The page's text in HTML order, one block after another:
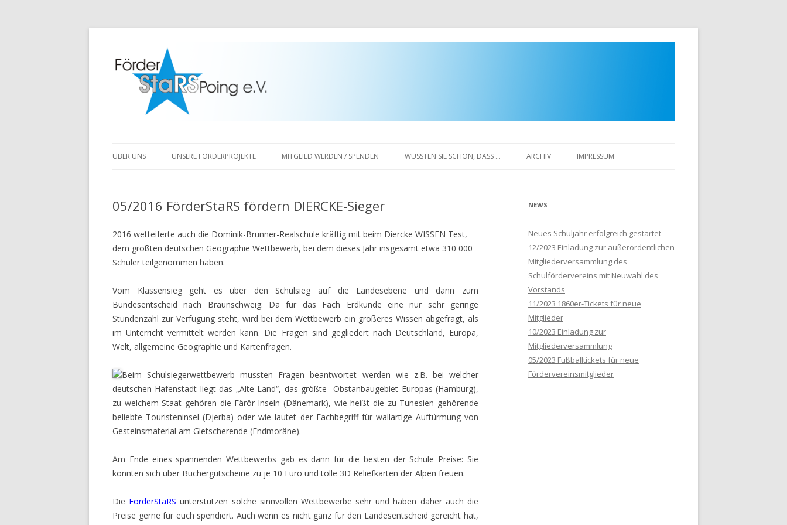
ÜBER UNS UNSERE FÖRDERPROJEKTE MITGLIED WERDEN / SPENDEN WUSSTEN SIE SCHON, DASS … ARCHIV IMPRESSUM
05/2016 FörderStaRS fördern DIERCKE-Sieger
2016 wetteiferte auch die Dominik-Brunner-Realschule kräftig mit beim Diercke WISSEN Test,
dem größten deutschen Geographie Wettbewerb, bei dem dieses Jahr insgesamt etwa 310 000
Schüler teilgenommen haben.
Vom Klassensieg geht es über den Schulsieg auf die Landesebene und dann zum
Bundesentscheid nach Braunschweig. Da für das Fach Erdkunde eine nur sehr geringe
Stundenzahl zur Verfügung steht, wird bei dem Wettbewerb ein größeres Wissen abgefragt, als
im Unterricht vermittelt werden kann. Die Fragen sind gegliedert nach Deutschland, Europa,
Welt, allgemeine Geographie und Kartenfragen.
Beim Schulsiegerwettbewerb mussten Fragen beantwortet werden wie z.B. bei welcher
deutschen Hafenstadt liegt das „Alte Land“, das größte Obstanbaugebiet Europas (Hamburg),
zu welchem Staat gehören die Färör-Inseln (Dänemark), wie heißt die zu Tunesien gehörende
beliebte Touristeninsel (Djerba) oder wie lautet der Fachbegriff für wallartige Auftürmung von
Gesteinsmaterial am Gletscherende (Endmoräne).
Am Ende eines spannenden Wettbewerbs gab es dann für die besten der Schule Preise: Sie
konnten sich über Büchergutscheine zu je 10 Euro und tolle 3D Reliefkarten der Alpen freuen.
Die FörderStaRS unterstützen solche sinnvollen Wettbewerbe sehr und haben daher auch die
Preise gerne für euch spendiert. Auch wenn es nicht ganz für den Landesentscheid gereicht hat,
NEWS
Neues Schuljahr erfolgreich gestartet
12/2023 Einladung zur außerordentlichen
Mitgliederversammlung des
Schulfördervereins mit Neuwahl des
Vorstands
11/2023 1860er-Tickets für neue
Mitglieder
10/2023 Einladung zur
Mitgliederversammlung
05/2023 Fußballtickets für neue
Fördervereinsmitglieder